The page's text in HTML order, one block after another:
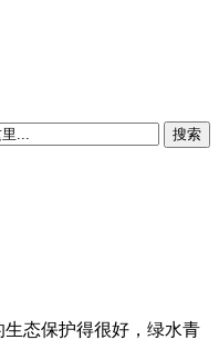
态保护得很好，绿水青